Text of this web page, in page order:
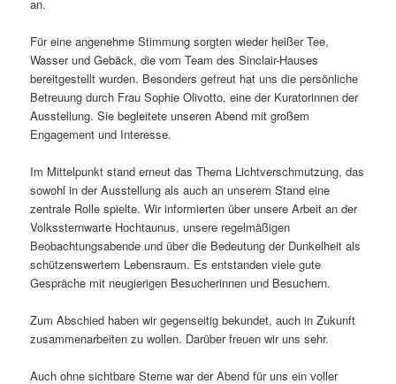
an.
Für eine angenehme Stimmung sorgten wieder heißer Tee,
Wasser und Gebäck, die vom Team des Sinclair-Hauses
bereitgestellt wurden. Besonders gefreut hat uns die persönliche
Betreuung durch Frau Sophie Olivotto, eine der Kuratorinnen der
Ausstellung. Sie begleitete unseren Abend mit großem
Engagement und Interesse.
Im Mittelpunkt stand erneut das Thema Lichtverschmutzung, das
sowohl in der Ausstellung als auch an unserem Stand eine
zentrale Rolle spielte. Wir informierten über unsere Arbeit an der
Volkssternwarte Hochtaunus, unsere regelmäßigen
Beobachtungsabende und über die Bedeutung der Dunkelheit als
schützenswertem Lebensraum. Es entstanden viele gute
Gespräche mit neugierigen Besucherinnen und Besuchern.
Zum Abschied haben wir gegenseitig bekundet, auch in Zukunft
zusammenarbeiten zu wollen. Darüber freuen wir uns sehr.
Auch ohne sichtbare Sterne war der Abend für uns ein voller